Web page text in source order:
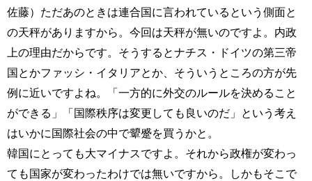
佐藤）ただあのときは連合国に言われているという側面と
の天秤がありますから。今回は天秤が無いのですよ。内政
上の理由だからです。そうするとナチス・ドイツの第三帝
国とかファッシ・イタリアとか、そういうところの方が先
例に近いですよね。「一方的に外交のルールを決めること
ができる」「国際秩序は変更しても良いのだ」という考え
はいかに国際社会の中で顰蹙を買うかと。
韓国にとっても大マイナスですよ。それから政権が変わっ
ても国家が変わったわけでは無いですから。しかもそこで